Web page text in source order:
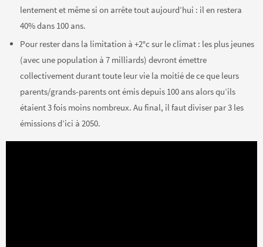
lentement et même si on arrête tout aujourd’hui : il en restera
40% dans 100 ans.
Pour rester dans la limitation à +2°c sur le climat : les plus jeunes
(avec une population à 7 milliards) devront émettre
collectivement durant toute leur vie la moitié de ce que leurs
parents/grands-parents ont émis depuis 100 ans alors qu’ils
étaient 3 fois moins nombreux. Au final, il faut diviser par 3 les
émissions d’ici à 2050.